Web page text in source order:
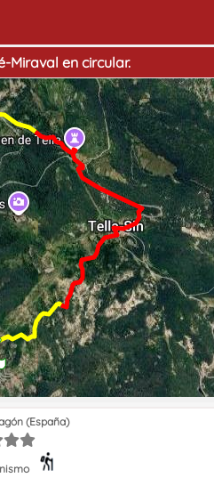
Miraval en circular.
(España)